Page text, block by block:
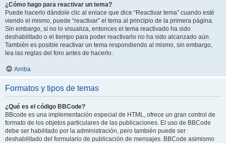
¿Cómo hago para reactivar un tema?
Puede hacerlo dándole clic al enlace que dice “Reactivar tema” cuando esté
viendo el mismo, puede “reactivar” el tema al principio de la primera página.
Sin embargo, si no lo visualiza, entonces el tema reactivado ha sido
deshabilitado o el tiempo para poder reactivarlo no ha sido alcanzado aún.
También es posible reactivar un tema respondiendo al mismo, sin embargo,
lea las reglas del foro antes de hacerlo.
Arriba
Formatos y tipos de temas
¿Qué es el código BBCode?
BBcode es una implementación especial de HTML, ofrece un gran control de
formato de los objetos particulares de las publicaciones. El uso de BBCode
debe ser habilitado por la administración, pero también puede ser
deshabilitado del formulario de publicación de mensajes. BBCode asimismo